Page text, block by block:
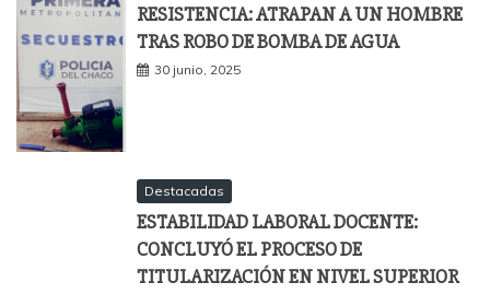
RESISTENCIA: ATRAPAN A UN HOMBRE
TRAS ROBO DE BOMBA DE AGUA
30 junio, 2025
Destacadas
ESTABILIDAD LABORAL DOCENTE:
CONCLUYÓ EL PROCESO DE
TITULARIZACIÓN EN NIVEL SUPERIOR